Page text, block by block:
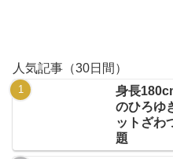
人気記事（30日間）
身長
のひろゆ
ットざわ
題